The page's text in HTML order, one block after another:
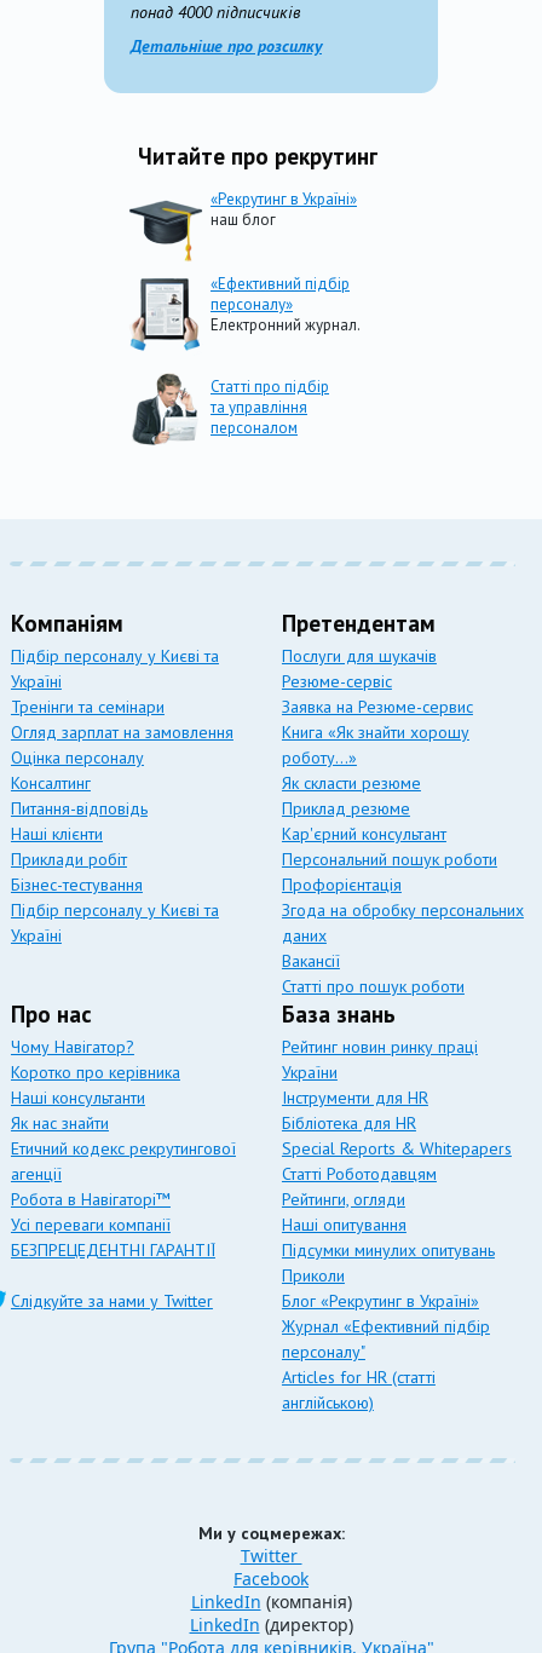
понад 4000 підписчиків
Детальніше про розсилку
Читайте про рекрутинг
«Рекрутинг в Україні»
наш блог
«Ефективний підбір
персоналу»
Електронний журнал.
Статті про підбір
та управління
персоналом
Компаніям
Підбір персоналу у Києві та
Україні
Тренінги та семінари
Огляд зарплат на замовлення
Оцінка персоналу
Консалтинг
Питання-відповідь
Наші клієнти
Приклади робіт
Бізнес-тестування
Підбір персоналу у Києві та
Україні
Претендентам
Послуги для шукачів
Резюме-сервіс
Заявка на Резюме-сервис
Книга «Як знайти хорошу
роботу…»
Як скласти резюме
Приклад резюме
Кар'єрний консультант
Персональний пошук роботи
Профорієнтація
Згода на обробку персональних
даних
Вакансії
Статті про пошук роботи
Про нас
Чому Навігатор?
Коротко про керівника
Наші консультанти
Як нас знайти
Етичний кодекс рекрутингової
агенції
Робота в Навігаторі™
Усі переваги компанії
БЕЗПРЕЦЕДЕНТНІ ГАРАНТІЇ
Слідкуйте за нами у Twitter
База знань
Рейтинг новин ринку праці
України
Інструменти для HR
Бібліотека для HR
Special Reports & Whitepapers
Статті Роботодавцям
Рейтинги, огляди
Наші опитування
Підсумки минулих опитувань
Приколи
Блог «Рекрутинг в Україні»
Журнал «Ефективний підбір
персоналу"
Articles for HR (статті
англійською)
Ми у соцмережах:
Twitter
Facebook
LinkedIn (компанія)
LinkedIn (директор)
Група "Робота для керівників, Україна"